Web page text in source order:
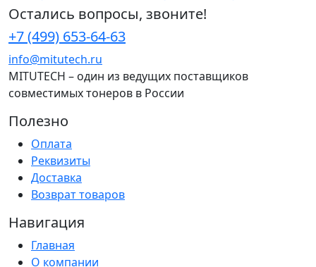
Остались вопросы, звоните!
+7 (499) 653-64-63
info@mitutech.ru
MITUTECH – один из ведущих поставщиков
совместимых тонеров в России
Полезно
Оплата
Реквизиты
Доставка
Возврат товаров
Навигация
Главная
О компании